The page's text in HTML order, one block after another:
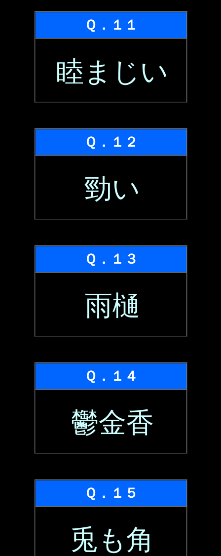
Ｑ．１１
睦まじい
Ｑ．１２
勁い
Ｑ．１３
雨樋
Ｑ．１４
鬱金香
Ｑ．１５
兎も角